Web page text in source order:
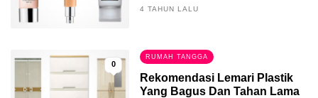
4 TAHUN LALU
0
RUMAH TANGGA
Rekomendasi Lemari Plastik
Yang Bagus Dan Tahan Lama